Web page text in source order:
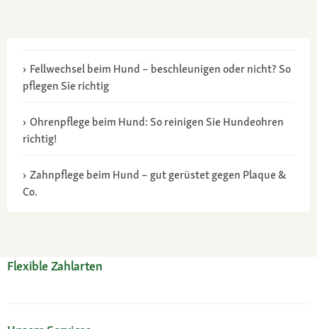
Fellwechsel beim Hund – beschleunigen oder nicht? So
pflegen Sie richtig
Ohrenpflege beim Hund: So reinigen Sie Hundeohren
richtig!
Zahnpflege beim Hund – gut gerüstet gegen Plaque &
Co.
Flexible Zahlarten